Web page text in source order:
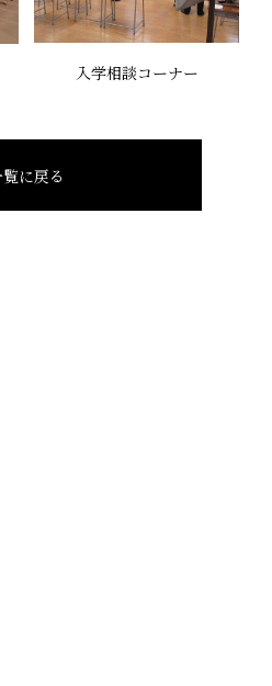
入学相談コーナー
に戻る